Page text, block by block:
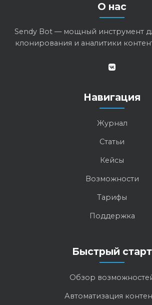
О нас
Sendy Bot — мощный инструмент
клонирования и аналитики
Навигация
Журнал
Статьи
Кейсы
Возможности
Тарифы
Поддержка
Быстрый старт
Обзор
Автоматизация